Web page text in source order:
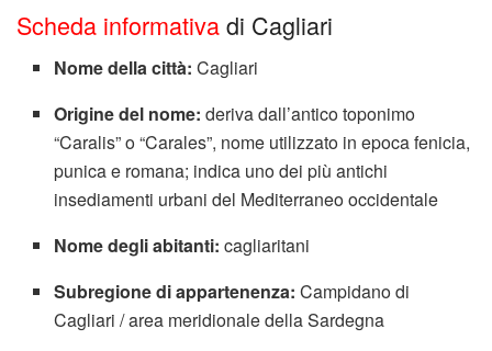
Scheda informativadi Cagliari
Nome della città: Cagliari
Origine del nome: deriva dall’antico toponimo
“Caralis” o “Carales”, nome utilizzato in epoca fenicia,
punica e romana; indica uno dei più antichi
insediamenti urbani del Mediterraneo occidentale
Nome degli abitanti: cagliaritani
Subregione di appartenenza: Campidano di
Cagliari / area meridionale della Sardegna